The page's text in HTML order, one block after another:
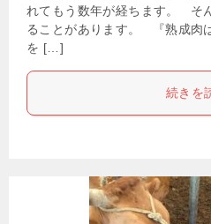
れてもう数年が経ちます。 そ
ることがあります。 『熟成肉
を […]
続きを